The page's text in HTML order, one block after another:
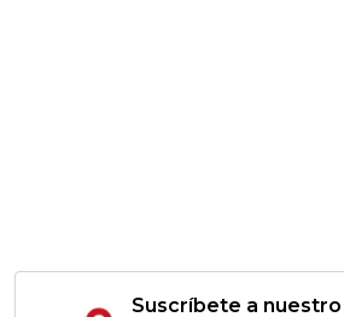
Suscríbete a